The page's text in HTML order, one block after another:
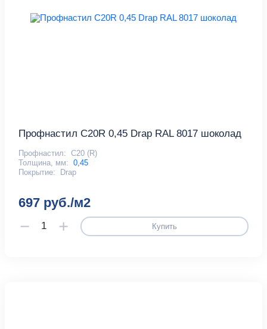
Профнастил С20R 0,45 Drap RAL 8017 шоколад
Профнастил: С20 (R)
Толщина, мм: 0,45
Покрытие:
Drap
697 руб./м2
Купить